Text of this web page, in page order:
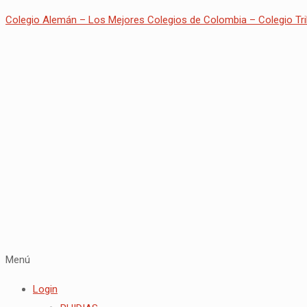
Colegio Alemán – Los Mejores Colegios de Colombia – Colegio
Menú
Login